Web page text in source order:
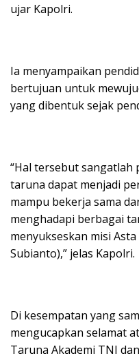
ujar Kapolri.
Ia menyampaikan
bertujuan untuk
yang dibentuk sejak
“Hal tersebut sangatlah
taruna dapat menjadi
mampu bekerja sama
menghadapi berbagai
menyukseskan misi
Subianto),” jelas Kapolri.
Di kesempatan yang
mengucapkan selamat
Taruna Akademi TNI